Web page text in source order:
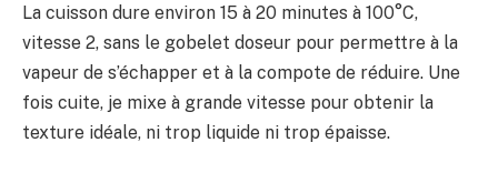
La cuisson dure environ 15 à 20 minutes à 100°C,
vitesse 2, sans le gobelet doseur pour permettre à la
vapeur de s’échapper et à la compote de réduire. Une
fois cuite, je mixe à grande vitesse pour obtenir la
texture idéale, ni trop liquide ni trop épaisse.